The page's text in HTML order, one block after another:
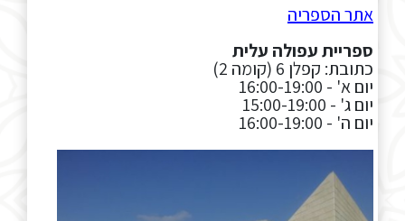
אתר הספריה
ספריית עפולה עלית
כתובת: קפלן 6 (קומה 2)
יום א' - 16:00-19:00
יום ג' - 15:00-19:00
יום ה' - 16:00-19:00